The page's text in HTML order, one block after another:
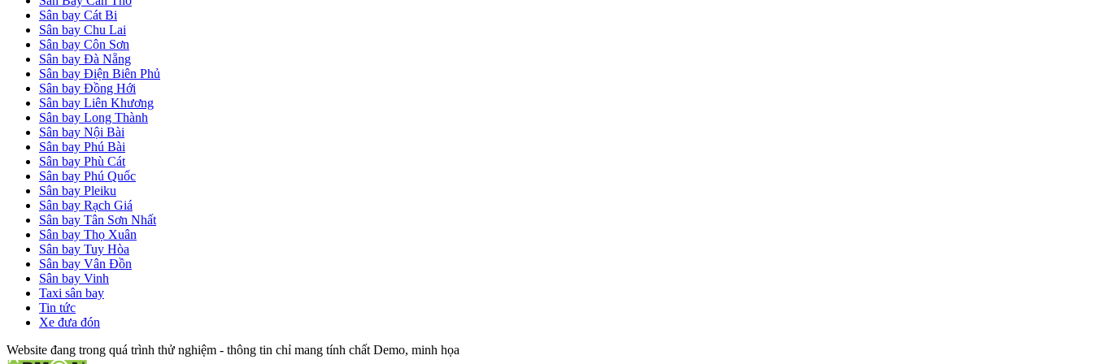
Sân bay Cát Bi
Sân bay Chu Lai
Sân bay Côn Sơn
Sân bay Đà Nẵng
Sân bay Điện Biên Phủ
Sân bay Đồng Hới
Sân bay Liên Khương
Sân bay Long Thành
Sân bay Nội Bài
Sân bay Phú Bài
Sân bay Phù Cát
Sân bay Phú Quốc
Sân bay Pleiku
Sân bay Rạch Giá
Sân bay Tân Sơn Nhất
Sân bay Thọ Xuân
Sân bay Tuy Hòa
Sân bay Vân Đồn
Sân bay Vinh
Taxi sân bay
Tin tức
Xe đưa đón
Website đang trong quá trình thử nghiệm - thông tin chỉ mang tính chất Demo, minh họa